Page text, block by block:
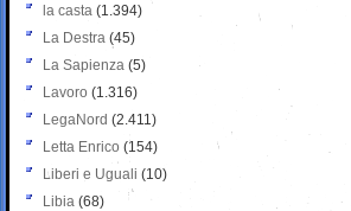
la casta (1.394)
La Destra (45)
La Sapienza (5)
Lavoro (1.316)
LegaNord (2.411)
Letta Enrico (154)
Liberi e Uguali (10)
Libia (68)